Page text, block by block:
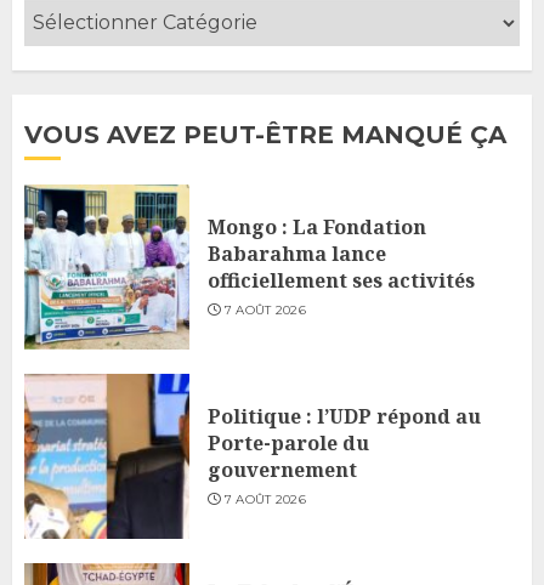
VOUS AVEZ PEUT-ÊTRE MANQUÉ ÇA
Mongo : La Fondation
Babarahma lance
officiellement ses activités
7 AOÛT 2026
Politique : l’UDP répond au
Porte-parole du
gouvernement
7 AOÛT 2026